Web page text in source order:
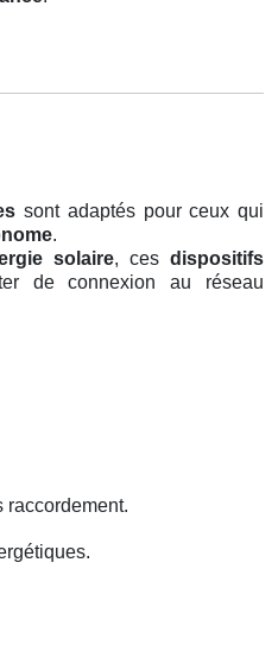
sont adaptés pour ceux qui
.
solaire, cesdispositifs
de connexion au réseau
raccordement.